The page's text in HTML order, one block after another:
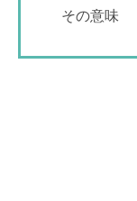
その意味